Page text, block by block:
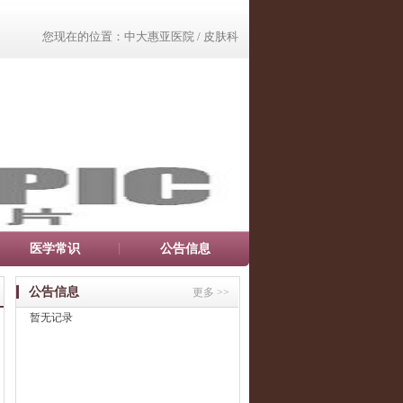
您现在的位置： 中大惠亚医院 / 皮肤科
医学常识 公告信息
更多 >>
公告信息
暂无记录